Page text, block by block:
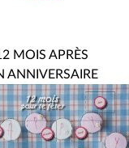
MOIS APRÈS
ANNIVERSAIRE